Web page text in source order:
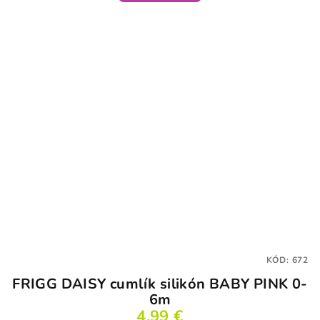
FRIGG DAISY cumlík silikón BABY PINK 0-
6m
KÓD: 672